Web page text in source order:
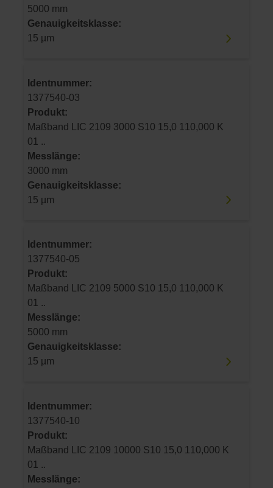
5000 mm
Genauigkeitsklasse:
15 µm
Identnummer:
1377540-03
Produkt:
Maßband LIC 2109 3000 S10 15,0 110,000 K
01 ..
Messlänge:
3000 mm
Genauigkeitsklasse:
15 µm
Identnummer:
1377540-05
Produkt:
Maßband LIC 2109 5000 S10 15,0 110,000 K
01 ..
Messlänge:
5000 mm
Genauigkeitsklasse:
15 µm
Identnummer:
1377540-10
Produkt:
Maßband LIC 2109 10000 S10 15,0 110,000 K
01 ..
Messlänge: